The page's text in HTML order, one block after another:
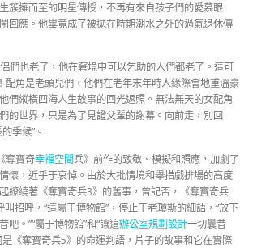
簇擁而至的明星傳授，不再有來自孩子們的愛慕眼
回應。他畢竟成了被拋在時期潮水之外的過氣退休傳
們也老了，他在窘境中可以乞助的人們都老了。這可
配角是老頭兒們，他們在老年末年時人緣際會地重溫豪
們縱橫四海人生故事的回光返照。無法無天的女配角
的世界，只是為了見證父輩的謝幕。向前走，別回
季候”。
奪寶奇幸福空間兵》前作的致敬、模擬和照應，加劇了
懷，近乎于哀悼。由於大批情境和舉措戲排場的高度
繚繞著《奪寶奇兵3》的舊事，曾記否，《奪寶奇兵
招呼，“這屬于博物館”，停止于老瓊斯的細語，“放下
吧。”“屬于博物館”和“讓這辦公室規劃設計一切曩昔
是《奪寶奇兵5》的命運判語，片子的故事和它在實際